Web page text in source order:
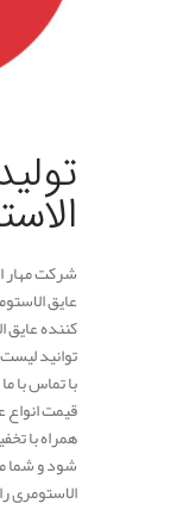
شرکت مهار
عایق
کننده عایق
توانید
با تماس با
قیمت انواع
همراه با
شود و شما
الاستومری